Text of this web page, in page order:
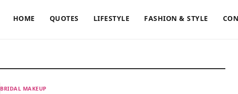
HOME QUOTES LIFESTYLE FASHION & STYLE
BRIDAL MAKEUP